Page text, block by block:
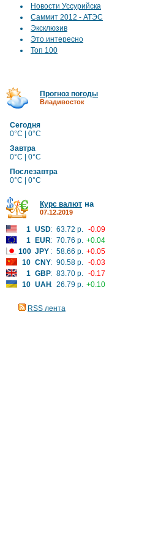
Новости Уссурийска
Саммит 2012 - АТЭС
Эксклюзив
Это интересно
Топ 100
Прогноз погоды
Владивосток
Сегодня
0°C | 0°C
Завтра
0°C | 0°C
Послезавтра
0°C | 0°C
Курс валют на
07.12.2019
1 USD: 63.72 р. -0.09
1
EUR: 70.76 р. +0.04
100 JPY : 58.66 р. +0.05
10 CNY: 90.58 р. -0.03
1 GBP: 83.70 р. -0.17
10 UAH: 26.79 р. +0.10
RSS лента